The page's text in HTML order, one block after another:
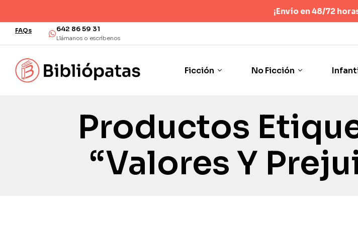
¡Envío en 48/72 horas!
FAQs 642 86 59 31
Llámanos o escríbenos
Ficción No Ficción
Productos
“valores Y